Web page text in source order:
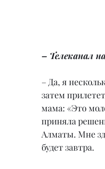
– Телеканал
– Да, я
затем
мама: «Это
приняла
Алматы. Мне
будет завтра.